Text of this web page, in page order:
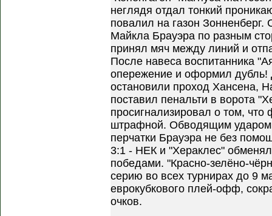
неглядя отдал тонкий
повалил на газон Зонненберг.
Майкла Брауэра по разным
принял мяч между линий и
После навеса воспитанника
опережение и оформил дубль!
остановили проход Хансена,
поставил пенальти в ворота
просигнализировал о том,
штрафной. Обводящим
перчатки Брауэра не без
3:1 - НЕК и "Хераклес"
победами. "Красно-зелёно-
серию во всех турнирах до 9
еврокубкового плей-офф,
очков.